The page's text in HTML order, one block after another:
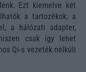
Ezt kiemelve két
a tartozékok, a
a hálózati adapter,
csak így lehet
Qi-s vezeték nélküli